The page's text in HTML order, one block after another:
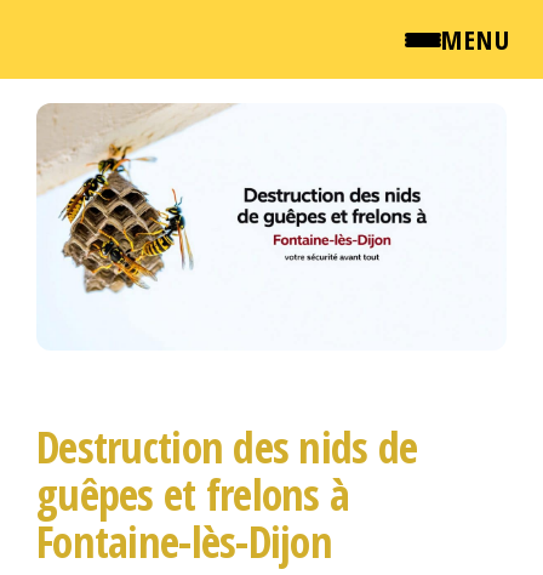
MENU
QUI SOMMES NOUS ?
NEWSROOM
TARIFS
Passer
contenu
Destruction des nids de
guêpes et frelons à
Fontaine-lès-Dijon